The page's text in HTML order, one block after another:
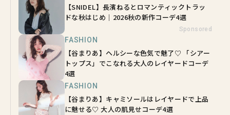
【SNIDEL】長濱ねるとロマンティックトラッ
ドな秋はじめ｜2026秋の新作コーデ4選
Sponsored
FASHION
【谷まりあ】ヘルシーな色気で魅了♡ 「シアー
トップス」でこなれる大人のレイヤードコーデ
4選
FASHION
【谷まりあ】キャミソールはレイヤードで上品
に魅せる♡ 大人の肌見せコーデ4選